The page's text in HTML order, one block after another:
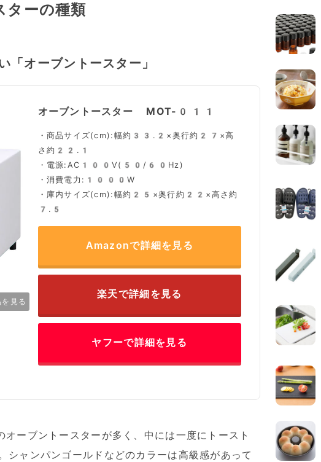
ターの種類
「オーブントースター」
見る
オーブントースター MOT-011
・商品サイズ(cm):幅約33.2×奥行約27×高
さ約22.1
・電源:AC100V(50/60Hz)
・消費電力:1000W
・庫内サイズ(cm):幅約25×奥行約22×高さ約
7.5
Amazonで詳細を見る
楽天で詳細を見る
ヤフーで詳細を見る
ーブントースターが多く、中には一度にトースト
ャンパンゴールドなどのカラーは高級感があって